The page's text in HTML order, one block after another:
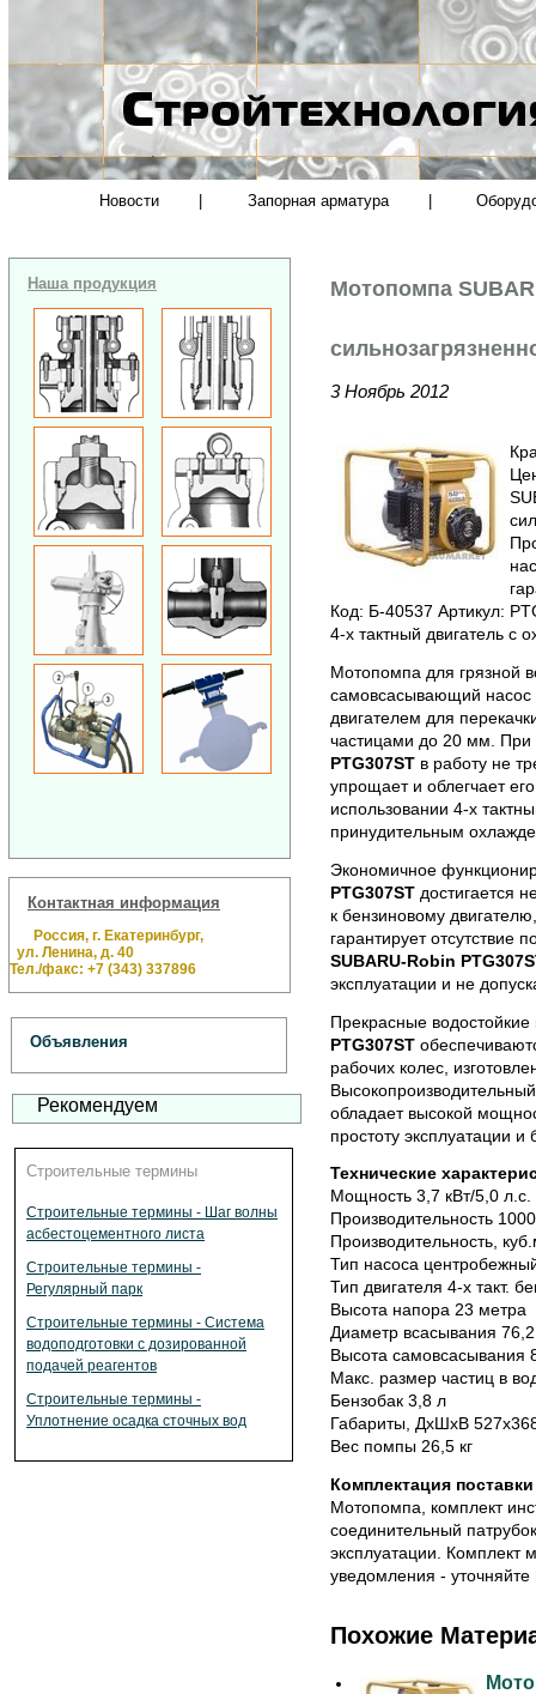
Новости Запорная арматура
Наша продукция
Контактная информация
Россия, г. Екатеринбург,
ул. Ленина, д. 40
Тел./факс: +7 (343) 337896
Объявления
Рекомендуем
Строительные термины
Строительные термины - Шаг волны
асбестоцементного листа
Строительные термины -
Регулярный парк
Строительные термины - Система
водоподготовки с дозированной
подачей реагентов
Строительные термины -
Уплотнение осадка сточных вод
Мотопомпа
3 Ноябрь 2012
Код: Б-40537 Артикул:
4-х тактный двигатель с
Мотопомпа для грязной
самовсасывающий насос
двигателем для
частицами до 20 мм. При
PTG307STв работу не
упрощает и облегчает
использовании 4-х
принудительным
Экономичное
PTG307STдостигается
к бензиновому
гарантирует отсутствие
SUBARU-Robin
эксплуатации и не
Прекрасные
PTG307ST
рабочих колес,
обладает высокой
простоту эксплуатации
Технические
Мощность 3,7 кВт/5,0 л.с.
Производительность
Производительность,
Тип насоса
Тип двигателя 4-х такт.
Высота напора 23 метра
Диаметр всасывания
Высота самовсасывания
Макс. размер частиц в
Бензобак 3,8 л
Габариты, ДхШхВ
Вес помпы 26,5 кг
Комплектация
Мотопомпа, комплект
соединительный
эксплуатации. Комплект
уведомления -
Похожие